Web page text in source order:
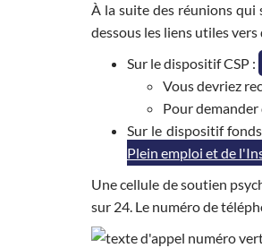
À la suite des réunions qui
dessous les liens utiles
Sur le dispositif CSP :
Vous devriez
Pour
Sur le dispositif
Plein emploi et de
Une cellule de soutien
sur 24. Le numéro de